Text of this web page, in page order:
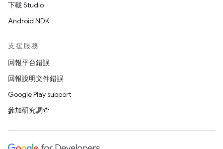
下載 Studio
Android NDK
支援服務
回報平台錯誤
回報說明文件錯誤
Google Play support
參加研究調查